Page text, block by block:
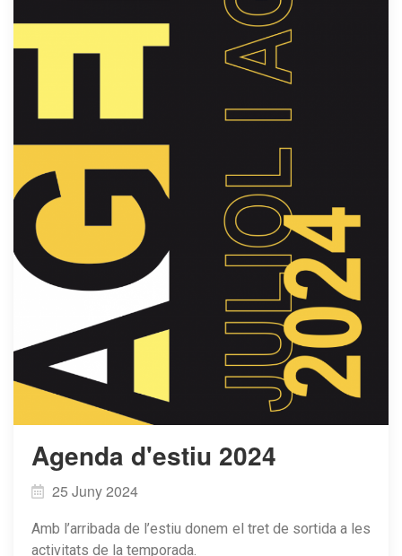
Agenda d'estiu 2024
25 Juny 2024
Amb l’arribada de l’estiu donem el tret de sortida a les
activitats de la temporada.